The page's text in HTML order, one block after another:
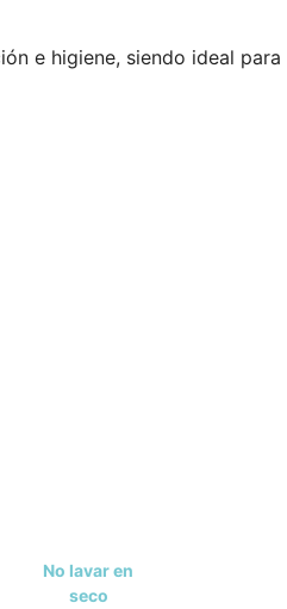
e higiene, siendo ideal para
No lavar en
seco